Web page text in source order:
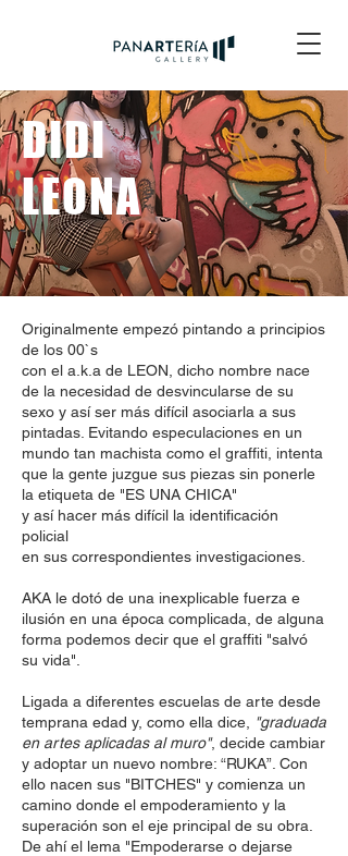
DIDI
LEONA
Originalmente empezó pintando a principios
de los 00`s
con el a.k.a de LEON, dicho nombre nace
de la necesidad de desvincularse de su
sexo y así ser más difícil asociarla a sus
pintadas. Evitando especulaciones en un
mundo tan machista como el graffiti, intenta
que la gente juzgue sus piezas sin ponerle
la etiqueta de "ES UNA CHICA"
y así hacer más difícil la identificación
policial
en sus correspondientes investigaciones.
AKA le dotó de una inexplicable fuerza e
ilusión en una época complicada, de alguna
forma podemos decir que el graffiti "salvó
su vida".
Ligada a diferentes escuelas de arte desde
temprana edad y, como ella dice,
"graduada
en artes aplicadas al muro", decide cambiar
y adoptar un nuevo nombre: “RUKA”. Con
ello nacen sus "BITCHES" y comienza un
camino donde el empoderamiento y la
superación son el eje principal de su obra.
De ahí el lema "Empoderarse o dejarse